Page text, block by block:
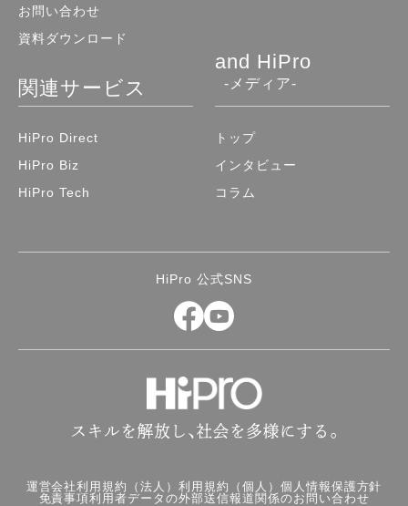
HiPro 公式SNS
お問い合わせ
資料ダウンロード
関連サービス
HiPro Direct
HiPro Biz
HiPro Tech
and HiPro
-メディア-
トップ
インタビュー
コラム
運営会社利用規約（法人）利用規約（個人） 個人情報保護方針
免責事項利用者データの外部送信報道関係のお問い合わせ